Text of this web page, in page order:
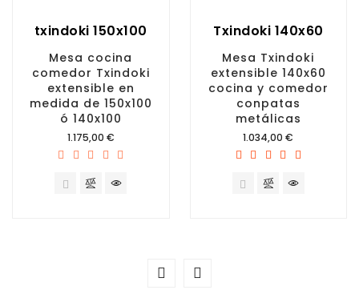
txindoki 150x100
Mesa cocina
comedor Txindoki
extensible en
medida de 150x100
ó 140x100
Precio
1.175,00 €
Txindoki 140x60
Mesa Txindoki
extensible 140x60
cocina y comedor
conpatas
metálicas
Precio
1.034,00 €